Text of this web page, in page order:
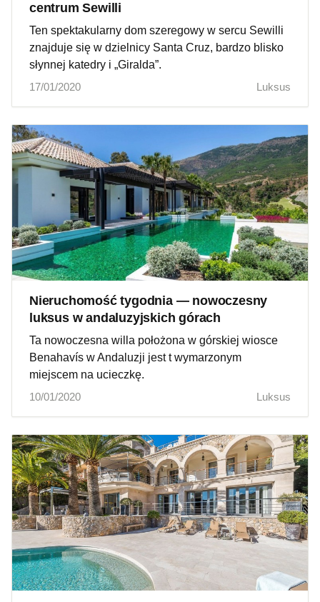
centrum Sewilli
Ten spektakularny dom szeregowy w sercu Sewilli
znajduje się w dzielnicy Santa Cruz, bardzo blisko
słynnej katedry i „Giralda”.
17/01/2020
Luksus
Nieruchomość tygodnia — nowoczesny
luksus w andaluzyjskich górach
Ta nowoczesna willa położona w górskiej wiosce
Benahavís w Andaluzji jest t wymarzonym
miejscem na ucieczkę.
10/01/2020
Luksus